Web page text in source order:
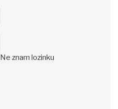
Ne znam lozinku